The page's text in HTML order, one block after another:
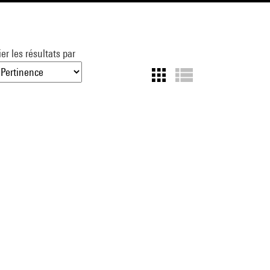
les résultats par